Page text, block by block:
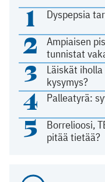
1 Dyspepsia
2
Ampiaisen
tunnistat
3
Läiskät
kysymys?
4 Palleatyrä:
5
Borrelioosi,
pitää tietää?